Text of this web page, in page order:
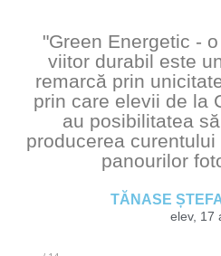
"Green Energetic -
viitor durabil este
remarcă prin
prin care elevii de la
au posibilitatea
producerea
panourilor
TĂNASE
elev, 17